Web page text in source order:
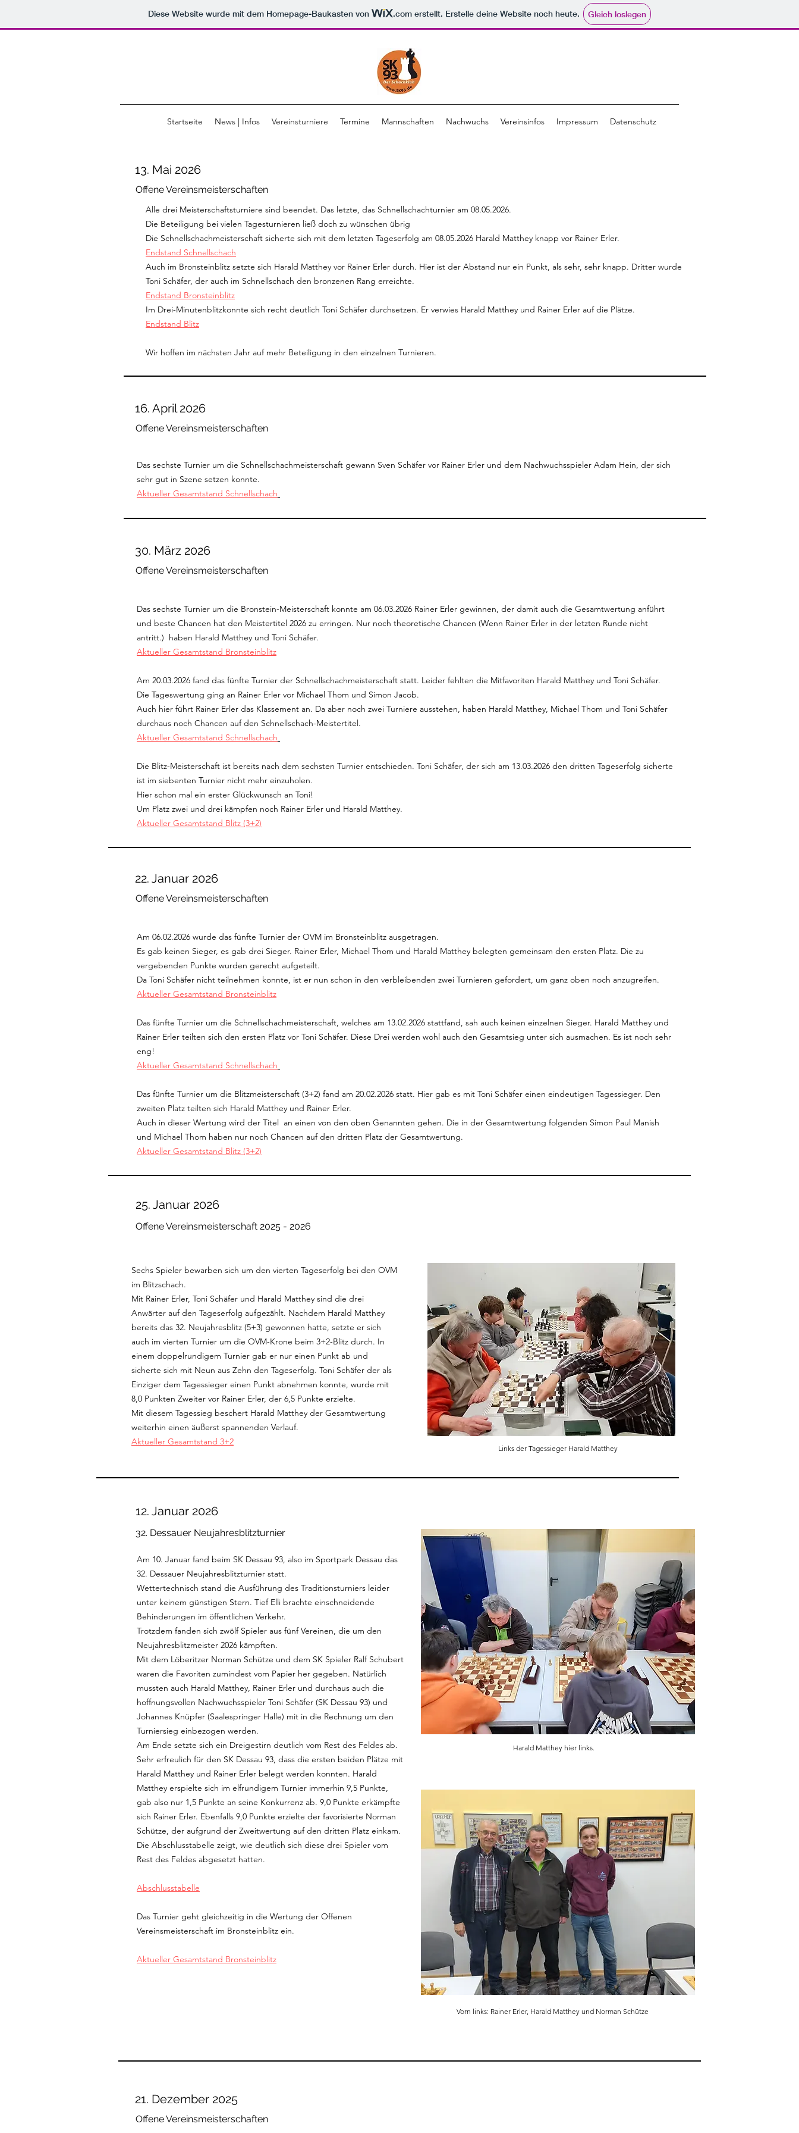
Diese Website wurde mit dem Homepage-Baukasten von .com erstellt. Erstelle deine Website noch heute. Gleich loslegen
Startseite News | Infos Vereinsturniere Termine Mannschaften Nachwuchs Vereinsinfos Impressum Datenschutz
13. Mai 2026
Offene Vereinsmeisterschaften
Alle drei Meisterschaftsturniere sind beendet. Das letzte, das Schnellschachturnier am 08.05.2026.
Die Beteiligung bei vielen Tagesturnieren ließ doch zu wünschen übrig
Die Schnellschachmeisterschaft sicherte sich mit dem letzten Tageserfolg am 08.05.2026 Harald Matthey knapp vor Rainer Erler.
Endstand Schnellschach
Auch im Bronsteinblitz setzte sich Harald Matthey vor Rainer Erler durch. Hier ist der Abstand nur ein Punkt, als sehr, sehr knapp. Dritter wurde
Toni Schäfer, der auch im Schnellschach den bronzenen Rang erreichte.
Endstand Bronsteinblitz
Im Drei-Minutenblitzkonnte sich recht deutlich Toni Schäfer durchsetzen. Er verwies Harald Matthey und Rainer Erler auf die Plätze.
Endstand Blitz
Wir hoffen im nächsten Jahr auf mehr Beteiligung in den einzelnen Turnieren.
16. April 2026
Offene Vereinsmeisterschaften
Das sechste Turnier um die Schnellschachmeisterschaft gewann Sven Schäfer vor Rainer Erler und dem Nachwuchsspieler Adam Hein, der sich
sehr gut in Szene setzen konnte.
Aktueller Gesamtstand Schnellschach
30. März 2026
Offene Vereinsmeisterschaften
Das sechste Turnier um die Bronstein-Meisterschaft konnte am 06.03.2026 Rainer Erler gewinnen, der damit auch die Gesamtwertung anführt
und beste Chancen hat den Meistertitel 2026 zu erringen. Nur noch theoretische Chancen (Wenn Rainer Erler in der letzten Runde nicht
antritt.) haben Harald Matthey und Toni Schäfer.
Aktueller Gesamtstand Bronsteinblitz
Am 20.03.2026 fand das fünfte Turnier der Schnellschachmeisterschaft statt. Leider fehlten die Mitfavoriten Harald Matthey und Toni Schäfer.
Die Tageswertung ging an Rainer Erler vor Michael Thom und Simon Jacob.
Auch hier führt Rainer Erler das Klassement an. Da aber noch zwei Turniere ausstehen, haben Harald Matthey, Michael Thom und Toni Schäfer
durchaus noch Chancen auf den Schnellschach-Meistertitel.
Aktueller Gesamtstand Schnellschach
Die Blitz-Meisterschaft ist bereits nach dem sechsten Turnier entschieden. Toni Schäfer, der sich am 13.03.2026 den dritten Tageserfolg sicherte
ist im siebenten Turnier nicht mehr einzuholen.
Hier schon mal ein erster Glückwunsch an Toni!
Um Platz zwei und drei kämpfen noch Rainer Erler und Harald Matthey.
Aktueller Gesamtstand Blitz (3+2)
22. Januar 2026
Offene Vereinsmeisterschaften
Am 06.02.2026 wurde das fünfte Turnier der OVM im Bronsteinblitz ausgetragen.
Es gab keinen Sieger, es gab drei Sieger. Rainer Erler, Michael Thom und Harald Matthey belegten gemeinsam den ersten Platz. Die zu
vergebenden Punkte wurden gerecht aufgeteilt.
Da Toni Schäfer nicht teilnehmen konnte, ist er nun schon in den verbleibenden zwei Turnieren gefordert, um ganz oben noch anzugreifen.
Aktueller Gesamtstand Bronsteinblitz
Das fünfte Turnier um die Schnellschachmeisterschaft, welches am 13.02.2026 stattfand, sah auch keinen einzelnen Sieger. Harald Matthey und
Rainer Erler teilten sich den ersten Platz vor Toni Schäfer. Diese Drei werden wohl auch den Gesamtsieg unter sich ausmachen. Es ist noch sehr
eng!
Aktueller Gesamtstand Schnellschach
Das fünfte Turnier um die Blitzmeisterschaft (3+2) fand am 20.02.2026 statt. Hier gab es mit Toni Schäfer einen eindeutigen Tagessieger. Den
zweiten Platz teilten sich Harald Matthey und Rainer Erler.
Auch in dieser Wertung wird der Titel an einen von den oben Genannten gehen. Die in der Gesamtwertung folgenden Simon Paul Manish
und Michael Thom haben nur noch Chancen auf den dritten Platz der Gesamtwertung.
Aktueller Gesamtstand Blitz (3+2)
25. Januar 2026
Offene Vereinsmeisterschaft 2025 - 2026
Sechs Spieler bewarben sich um den vierten Tageserfolg bei den OVM
im Blitzschach.
​Mit Rainer Erler, Toni Schäfer und Harald Matthey sind die drei
Anwärter auf den Tageserfolg aufgezählt. Nachdem Harald Matthey
bereits das 32. Neujahresblitz (5+3) gewonnen hatte, setzte er sich
auch im vierten Turnier um die OVM-Krone beim 3+2-Blitz durch. In
einem doppelrundigem Turnier gab er nur einen Punkt ab und
sicherte sich mit Neun aus Zehn den Tageserfolg. Toni Schäfer der als
Einziger dem Tagessieger einen Punkt abnehmen konnte, wurde mit
8,0 Punkten Zweiter vor Rainer Erler, der 6,5 Punkte erzielte.
Mit diesem Tagessieg beschert Harald Matthey der Gesamtwertung
weiterhin einen äußerst spannenden Verlauf.
Aktueller Gesamtstand 3+2
Links der Tagessieger Harald Matthey
12. Januar 2026
32. Dessauer Neujahresblitzturnier
Am 10. Januar fand beim SK Dessau 93, also im Sportpark Dessau das
32. Dessauer Neujahresblitzturnier statt.
Wettertechnisch stand die Ausführung des Traditionsturniers leider
unter keinem günstigen Stern. Tief Elli brachte einschneidende
Behinderungen im öffentlichen Verkehr.
Trotzdem fanden sich zwölf Spieler aus fünf Vereinen, die um den
Neujahresblitzmeister 2026 kämpften.
Mit dem Löberitzer Norman Schütze und dem SK Spieler Ralf Schubert
waren die Favoriten zumindest vom Papier her gegeben. Natürlich
mussten auch Harald Matthey, Rainer Erler und durchaus auch die
hoffnungsvollen Nachwuchsspieler Toni Schäfer (SK Dessau 93) und
Johannes Knüpfer (Saalespringer Halle) mit in die Rechnung um den
Turniersieg einbezogen werden.
Am Ende setzte sich ein Dreigestirn deutlich vom Rest des Feldes ab.
Sehr erfreulich für den SK Dessau 93, dass die ersten beiden Plätze mit
Harald Matthey und Rainer Erler belegt werden konnten. Harald
Matthey erspielte sich im elfrundigem Turnier immerhin 9,5 Punkte,
gab also nur 1,5 Punkte an seine Konkurrenz ab. 9,0 Punkte erkämpfte
sich Rainer Erler. Ebenfalls 9,0 Punkte erzielte der favorisierte Norman
Schütze, der aufgrund der Zweitwertung auf den dritten Platz einkam.
Die Abschlusstabelle zeigt, wie deutlich sich diese drei Spieler vom
Rest des Feldes abgesetzt hatten.
Abschlusstabelle
Das Turnier geht gleichzeitig in die Wertung der Offenen
Vereinsmeisterschaft im Bronsteinblitz ein.
Aktueller Gesamtstand Bronsteinblitz
Harald Matthey hier links.
Vorn links: Rainer Erler, Harald Matthey und Norman Schütze
21. Dezember 2025
Offene Vereinsmeisterschaften